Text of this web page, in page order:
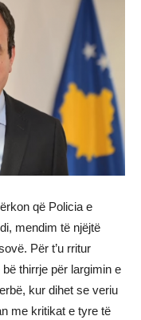
që Policia e
mendim të njëjtë
Për t’u rritur
thirrje për largimin e
kur dihet se veriu
me kritikat e tyre të